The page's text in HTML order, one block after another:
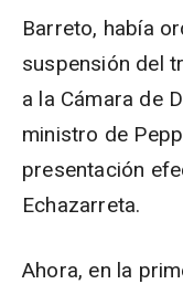
Barreto, había
suspensión del
a la Cámara de
ministro de
presentación
Echazarreta.
Ahora, en la